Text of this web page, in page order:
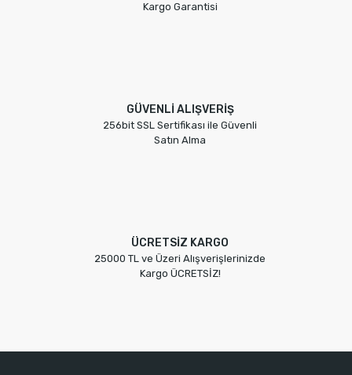
Kargo Garantisi
GÜVENLİ ALIŞVERİŞ
256bit SSL Sertifikası ile Güvenli
Satın Alma
ÜCRETSİZ KARGO
25000 TL ve Üzeri Alışverişlerinizde
Kargo ÜCRETSİZ!